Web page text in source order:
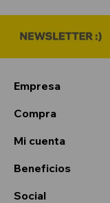
Empresa
Compra
Mi cuenta
Beneficios
Social